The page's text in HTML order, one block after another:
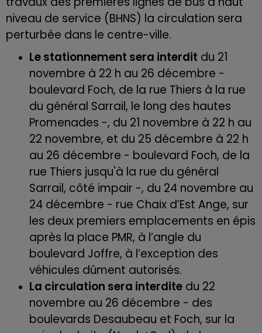
niveau de service (BHNS) la circulation sera
perturbée dans le centre-ville.
Le stationnement sera interdit du 21
novembre à 22 h au 26 décembre -
boulevard Foch, de la rue Thiers à la rue
du général Sarrail, le long des hautes
Promenades -, du 21 novembre à 22 h au
22 novembre, et du 25 décembre à 22 h
au 26 décembre - boulevard Foch, de la
rue Thiers jusqu'à la rue du général
Sarrail, côté impair -, du 24 novembre au
24 décembre - rue Chaix d’Est Ange, sur
les deux premiers emplacements en épis
après la place PMR, à l’angle du
boulevard Joffre, à l’exception des
véhicules dûment autorisés.
La circulation sera interdite du 22
novembre au 26 décembre - des
boulevards Desaubeau et Foch, sur la